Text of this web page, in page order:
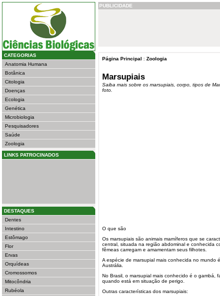
CATEGORIAS
Anatomia Humana
Botânica
Citologia
Doenças
Ecologia
Genética
Microbiologia
Pesquisadores
Saúde
Zoologia
LINKS PATROCINADOS
DESTAQUES
Dentes
Intestino
Estômago
Flor
Ervas
Orquídeas
Cromossomos
Mitocôndria
Rubéola
PUBLICIDADE
Página Principal : Zoologia
Marsupiais
Saiba mais sobre os marsupiais, corpo, tipos de
foto.
O que são
Os marsupiais são animais mamíferos que se
central, situada na região abdominal e conhecida
fêmeas carregam e amamentam seus filhotes.
A espécie de marsupial mais conhecida no mundo
Austrália.
No Brasil, o marsupial mais conhecido é o gambá,
quando está em situação de perigo.
Outras características dos marsupiais: